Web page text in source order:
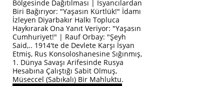
Bölgesinde Dağıtılması | İsyancılardan
Biri Bağırıyor: "Yaşasın Kürtlük!" İdamı
İzleyen Diyarbakır Halkı Topluca
Haykırarak Ona Yanıt Veriyor: "Yaşasın
Cumhuriyet!" | Rauf Orbay: "Şeyh
Said,.. 1914'te de Devlete Karşı İsyan
Etmiş, Rus Konsoloshanesine Sığınmış,
1. Dünya Savaşı Arifesinde Rusya
Hesabına Çalıştığı Sabit Olmuş,
Müseccel (Sabıkalı) Bir Mahluktu.